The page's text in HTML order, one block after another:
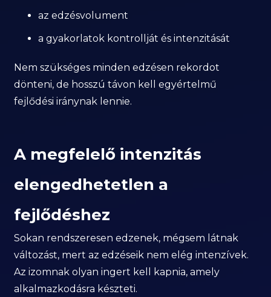
az edzésvolument
a gyakorlatok kontrollját és intenzitását
Nem szükséges minden edzésen rekordot
dönteni, de hosszú távon kell egyértelmű
fejlődési iránynak lennie.
A megfelelő intenzitás
elengedhetetlen a
fejlődéshez
Sokan rendszeresen edzenek, mégsem látnak
változást, mert az edzéseik nem elég intenzívek.
Az izomnak olyan ingert kell kapnia, amely
alkalmazkodásra készteti.